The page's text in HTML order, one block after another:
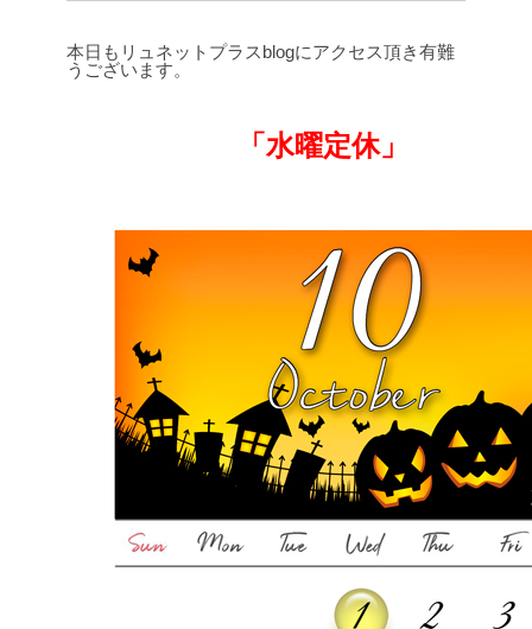
本日もリュネットプラスblogにアクセス頂き有難
うございます。
「水曜定休」